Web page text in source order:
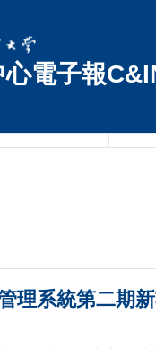
心電子報
理系統第二期